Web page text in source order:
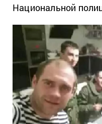
Национальной